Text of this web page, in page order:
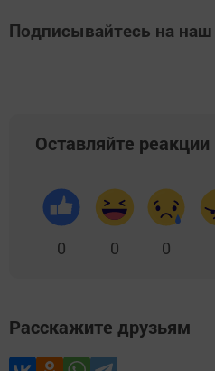
Подписывайтесь на наш
Оставляйте реакции
0 0 0
Расскажите друзьям